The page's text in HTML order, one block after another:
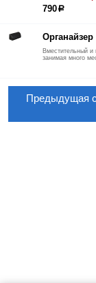
790р
Вместительный и
занимая много
Предыдущая